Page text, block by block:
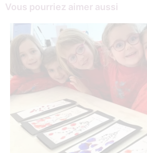
Vous pourriez aimer aussi